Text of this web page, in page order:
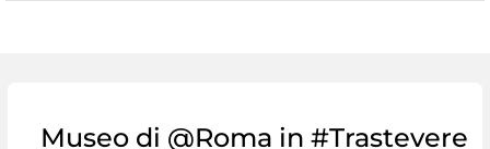
Museo di @Roma in #Trastevere